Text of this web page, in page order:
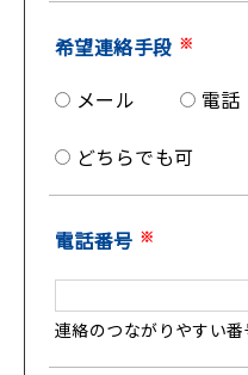
希望連絡手段 ※
メール
電話
どちらでも可
電話番号 ※
連絡のつながりやすい番